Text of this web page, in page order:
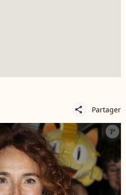
share Partager